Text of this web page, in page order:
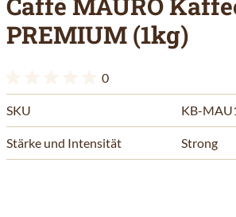
PREMIUM (1kg)
0
SKU KB-
Stärke und Intensität Strong